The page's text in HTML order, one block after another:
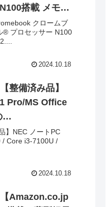
搭載 メモリ
時間 重量クロームブ
® プロセッサー N100
2024.10.18
Pro/MS Office
256GB
/ 15.6型 /
】NEC ノートPC
/ Core i3-7100U /
2024.10.18